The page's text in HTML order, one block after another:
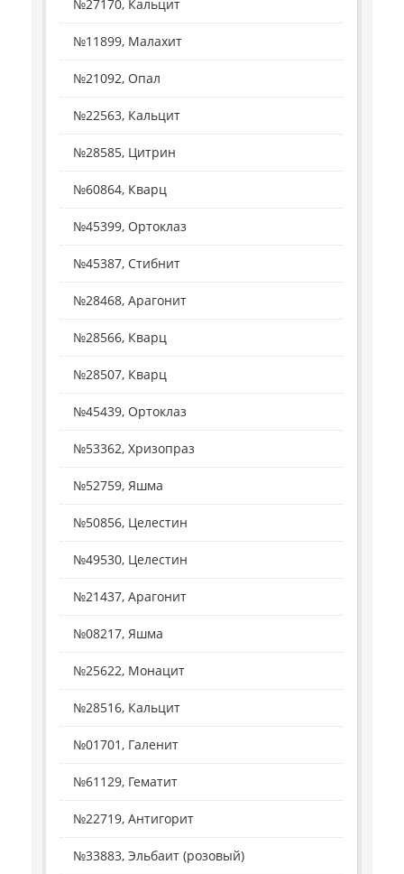
№27170, Кальцит
№11899, Малахит
№21092, Опал
№22563, Кальцит
№28585, Цитрин
№60864, Кварц
№45399, Ортоклаз
№45387, Стибнит
№28468, Арагонит
№28566, Кварц
№28507, Кварц
№45439, Ортоклаз
№53362, Хризопраз
№52759, Яшма
№50856, Целестин
№49530, Целестин
№21437, Арагонит
№08217, Яшма
№25622, Монацит
№28516, Кальцит
№01701, Галенит
№61129, Гематит
№22719, Антигорит
№33883, Эльбаит (розовый)